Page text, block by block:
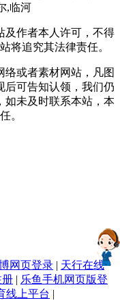
,临河
及作者本人许可，不得
将追究其法律责任。
络或者素材网站，凡图
后可告知认领，我们仍
如未及时联系本站，本
。
网页登录 | 天行在线
册 | 乐鱼手机网页版登
线上平台 |